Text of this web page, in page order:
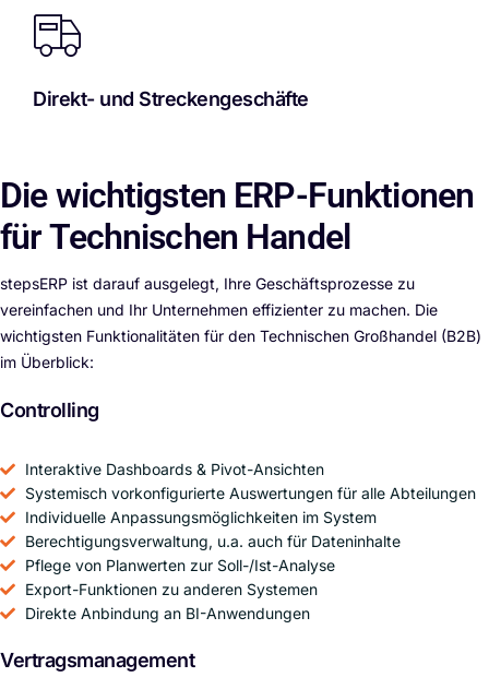
Direkt- und Streckengeschäfte
Die wichtigsten ERP-Funktionen
für Technischen Handel
stepsERP ist darauf ausgelegt, Ihre Geschäftsprozesse zu
vereinfachen und Ihr Unternehmen effizienter zu machen. Die
wichtigsten Funktionalitäten für den Technischen Großhandel (B2B)
im Überblick:
Controlling
Interaktive Dashboards & Pivot-Ansichten
Systemisch vorkonfigurierte Auswertungen für alle Abteilungen
Individuelle Anpassungsmöglichkeiten im System
Berechtigungsverwaltung, u.a. auch für Dateninhalte
Pflege von Planwerten zur Soll-/Ist-Analyse
Export-Funktionen zu anderen Systemen
Direkte Anbindung an BI-Anwendungen
Vertragsmanagement